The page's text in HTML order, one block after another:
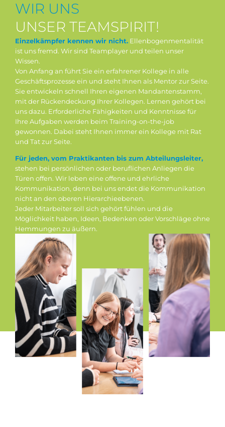
WIR UNS
UNSER TEAMSPIRIT!
Einzelkämpfer kennen wir nicht. Ellenbogenmentalität
ist uns fremd. Wir sind Teamplayer und teilen unser
Wissen.
Von Anfang an führt Sie ein erfahrener Kollege in alle
Geschäftsprozesse ein und steht Ihnen als Mentor zur Seite.
Sie entwickeln schnell Ihren eigenen Mandantenstamm,
mit der Rückendeckung Ihrer Kollegen. Lernen gehört bei
uns dazu. Erforderliche Fähigkeiten und Kenntnisse für
Ihre Aufgaben werden beim Training-on-the-job
gewonnen. Dabei steht Ihnen immer ein Kollege mit Rat
und Tat zur Seite.
Für jeden, vom Praktikanten bis zum Abteilungsleiter,
stehen bei persönlichen oder beruflichen Anliegen die
Türen offen. Wir leben eine offene und ehrliche
Kommunikation, denn bei uns endet die Kommunikation
nicht an den oberen Hierarchieebenen.
Jeder Mitarbeiter soll sich gehört fühlen und die
Möglichkeit haben, Ideen, Bedenken oder Vorschläge ohne
Hemmungen zu äußern.